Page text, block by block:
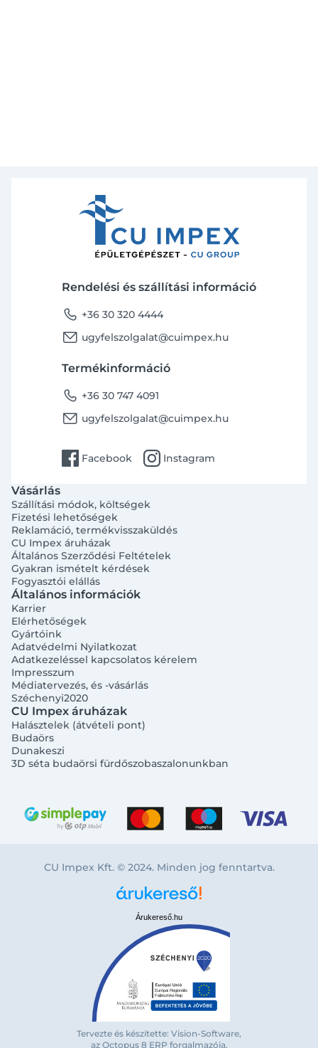
Bejelentkezés e-mail-címmel
Rendelési és szállítási információ
phone +36 30 320 4444
email ugyfelszolgalat@cuimpex.hu
Termékinformáció
phone +36 30 747 4091
email ugyfelszolgalat@cuimpex.hu
facebook Facebook instagram Instagram
Vásárlás
Szállítási módok, költségek
Fizetési lehetőségek
Reklamáció, termékvisszaküldés
CU Impex áruházak
Általános Szerződési Feltételek
Gyakran ismételt kérdések
Fogyasztói elállás
Általános információk
Karrier
Elérhetőségek
Gyártóink
Adatvédelmi Nyilatkozat
Adatkezeléssel kapcsolatos kérelem
Impresszum
Médiatervezés, és -vásárlás
Széchenyi2020
CU Impex áruházak
Halásztelek (átvételi pont)
Budaörs
Dunakeszi
3D séta budaörsi fürdőszobaszalonunkban
CU Impex Kft. © 2024. Minden jog fenntartva.
Árukereső.hu
Tervezte és készítette: Vision-Software,
az Octopus 8 ERP forgalmazója.